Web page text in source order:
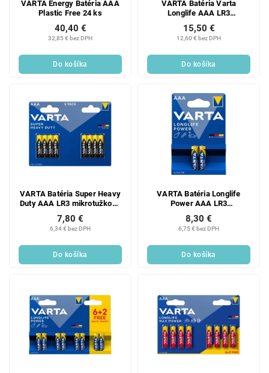
VARTA Energy Batéria AAA
Plastic Free 24 ks
32,85 € bez DPH
40,40 €
Do košíka
VARTA Batéria Varta
Longlife AAA LR3
12,60 € bez DPH
15,50 €
Do košíka
VARTA Batéria Super Heavy
Duty AAA LR3 mikrotužkové
8 ks
6,34 € bez DPH
7,80 €
Do košíka
VARTA Batéria Longlife
Power AAA LR3
mikrotužkové 2 ks
6,75 € bez DPH
8,30 €
Do košíka